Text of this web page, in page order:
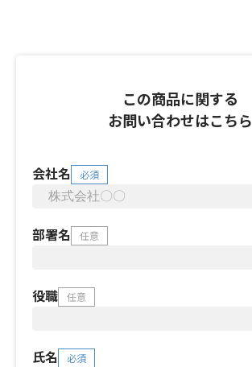
この商品に関する
お問い合わせはこちら
会社名 必須
部署名 任意
役職 任意
氏名 必須